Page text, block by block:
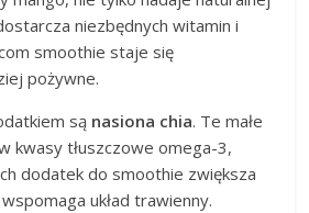
niezbędnych witamin i
smoothie staje się
pożywne.
są nasiona chia. Te małe
kwasy tłuszczowe omega-3,
dodatek do smoothie zwiększa
układ trawienny.